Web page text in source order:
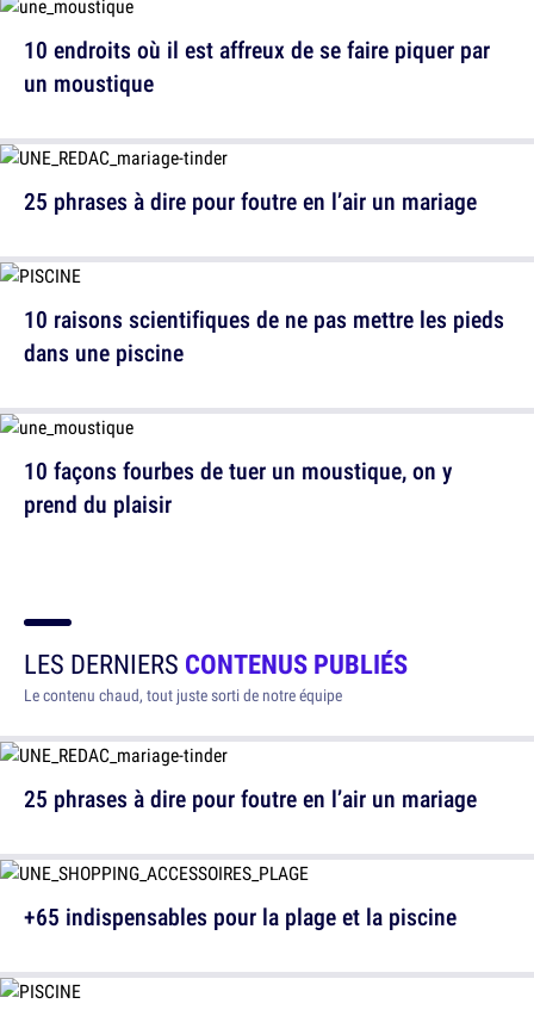
25 phrases à dire pour foutre en l’air un mariage
10 façons fourbes de tuer un moustique, on y
prend du plaisir
10 endroits où il est affreux de se faire piquer par
un moustique
10 raisons scientifiques de ne pas mettre les pieds
dans une piscine
LES DERNIERS CONTENUS PUBLIÉS
Le contenu chaud, tout juste sorti de notre équipe
25 phrases à dire pour foutre en l’air un mariage
+65 indispensables pour la plage et la piscine